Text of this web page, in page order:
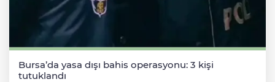
Bursa’da yasa dışı bahis operasyonu: 3 kişi
tutuklandı